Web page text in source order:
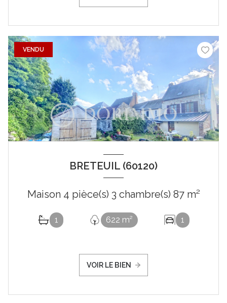
VENDU
BRETEUIL (60120)
Maison 4 pièce(s) 3 chambre(s) 87 m²
1 622 m² 1
VOIR LE BIEN